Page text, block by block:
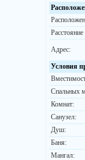
Адрес:
Условия
Спальных
Комнат:
Санузел:
Душ:
Баня:
Мангал: